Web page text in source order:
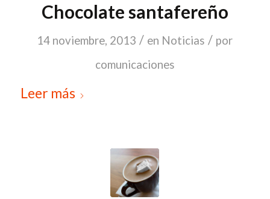
Chocolate santafereño
14 noviembre, 2013 / en Noticias / por
comunicaciones
Leer más